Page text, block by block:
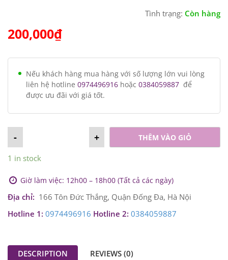
Tình trạng: Còn hàng
200,000₫
Nếu khách hàng mua hàng với số lượng lớn vui lòng
liên hệ hotline 0974496916 hoặc 0384059887 để
được ưu đãi với giá tốt.
+
- THÊM VÀO GIỎ
1 in stock
Giờ làm việc: 12h00 – 18h00 (Tất cả các ngày)
Địa chỉ: 166 Tôn Đức Thắng, Quận Đống Đa, Hà Nội
Hotline 1: 0974496916 Hotline 2: 0384059887
DESCRIPTION REVIEWS (0)